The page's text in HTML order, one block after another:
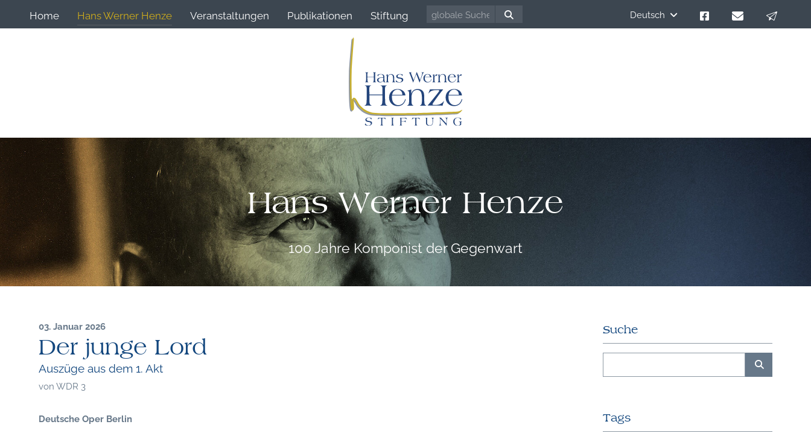
Home Hans Werner Henze Veranstaltungen Publikationen Stiftung Deutsch
Hans Werner Henze
100 Jahre Komponist der Gegenwart
03. Januar 2026
Der junge Lord
Auszüge aus dem 1. Akt
von WDR 3
Deutsche Oper Berlin
Suche
Tags